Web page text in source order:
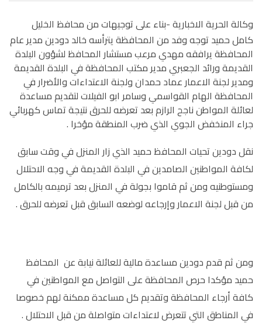
وكالة الحرية الاخبارية -بناء على توجيهات من محافظ الخليل
كامل حميد توجه وفد من المحافظة يترأسه خالد دودين مدير عام
المحافظة يرافقه مهدي مرعب مستشار المحافظ لشؤون البلدة
القديمة ورائد الجعبري مدير مكتب المحافظة في البلدة القديمة
ومدير لجنة الاعمار عماد حمدان ولجنة الاعتداءات والأضرار في
المحافظة الهام القواسمي وسامر ابو الفيلات لتقديم مساعدة
لعائلة المواطن ناجح الرازم بعد تعرضه للحرق نتيجة تماس كهربائي
جراء المنخفض الجوي الذي ضرب المنطقة مؤخرا .
نقل دودين تحيات المحافظ حميد الذي زار المنزل في وقت سابق
لكافة المواطنين الصامدين في البلدة القديمة في وجه الاحتلال
ومستوطنيه ومن ثم قاموا بجولة في المنزل بعد ترميمه بالكامل
من قبل لجنة الاعمار وإرجاعه لوضعه السابق قبل تعرضه للحرق .
ومن ثم قدم دودين مساعدة مالية للعائلة نيابة عن المحافظ
حميد مؤكدا حرص المحافظة على التواصل مع المواطنين في
كافة أرجاء المحافظة وتقديم كل مساعدة ممكنة لهم خصوصا
في المناطق التي تتعرض لاعتداءات متواصلة من قبل الاحتلال .